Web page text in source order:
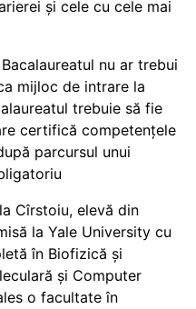
și cele cu cele mai
nu ar trebui
mijloc de intrare la
trebuie să fie
certifică competențele
parcursul unui
Cîrstoiu, elevă din
la Yale University cu
în Biofizică și
și Computer
o facultate în